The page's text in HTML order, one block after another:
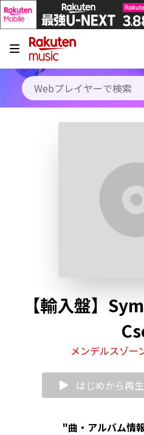
キャンペーン
料金プラン
使い方
【輸入盤】
メンデルスゾー
はじめから再生
"曲・アルバム情